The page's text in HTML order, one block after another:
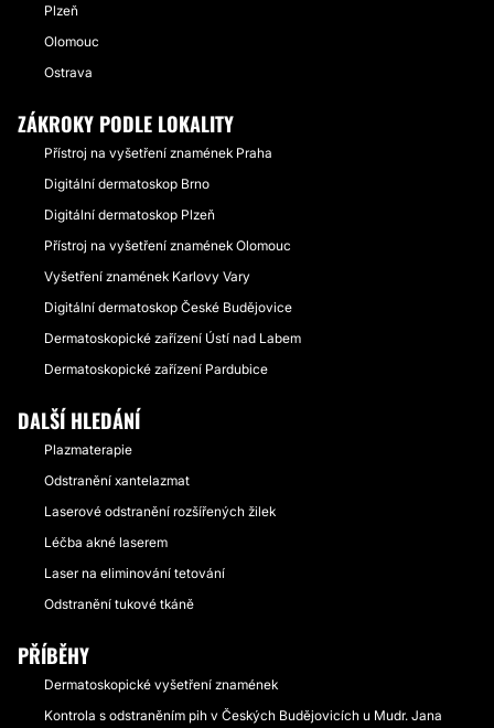
Plzeň
Olomouc
Ostrava
ZÁKROKY PODLE LOKALITY
Přístroj na vyšetření znamének Praha
Digitální dermatoskop Brno
Digitální dermatoskop Plzeň
Přístroj na vyšetření znamének Olomouc
Vyšetření znamének Karlovy Vary
Digitální dermatoskop České Budějovice
Dermatoskopické zařízení Ústí nad Labem
Dermatoskopické zařízení Pardubice
DALŠÍ HLEDÁNÍ
Plazmaterapie
Odstranění xantelazmat
Laserové odstranění rozšířených žilek
Léčba akné laserem
Laser na eliminování tetování
Odstranění tukové tkáně
PŘÍBĚHY
Dermatoskopické vyšetření znamének
Kontrola s odstraněním pih v Českých Budějovicích u Mudr. Jana